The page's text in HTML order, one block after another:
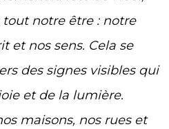
notre être : notre
et nos sens. Cela se
des signes visibles qui
et de la lumière.
maisons, nos rues et